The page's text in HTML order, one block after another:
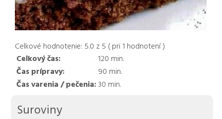
Celkové hodnotenie: 5.0 z 5 ( pri1 hodnotení )
Celkový čas:
120 min.
Čas prípravy:
90 min.
Čas varenia / pečenia:30 min.
Suroviny